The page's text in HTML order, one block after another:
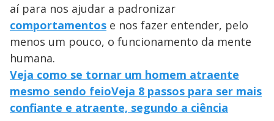
aí para nos ajudar a padronizar
comportamentos e nos fazer entender, pelo
menos um pouco, o funcionamento da mente
humana.
Veja como se tornar um homem atraente
mesmo sendo feioVeja 8 passos para ser mais
confiante e atraente, segundo a ciência